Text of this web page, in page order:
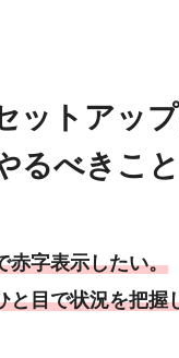
ットアッ
るべきこと
赤字表示したい。
と目で状況を把握